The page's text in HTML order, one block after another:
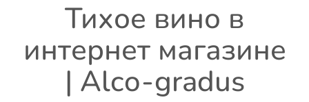
Тихое вино в
интернет магазине
| Alco-gradus